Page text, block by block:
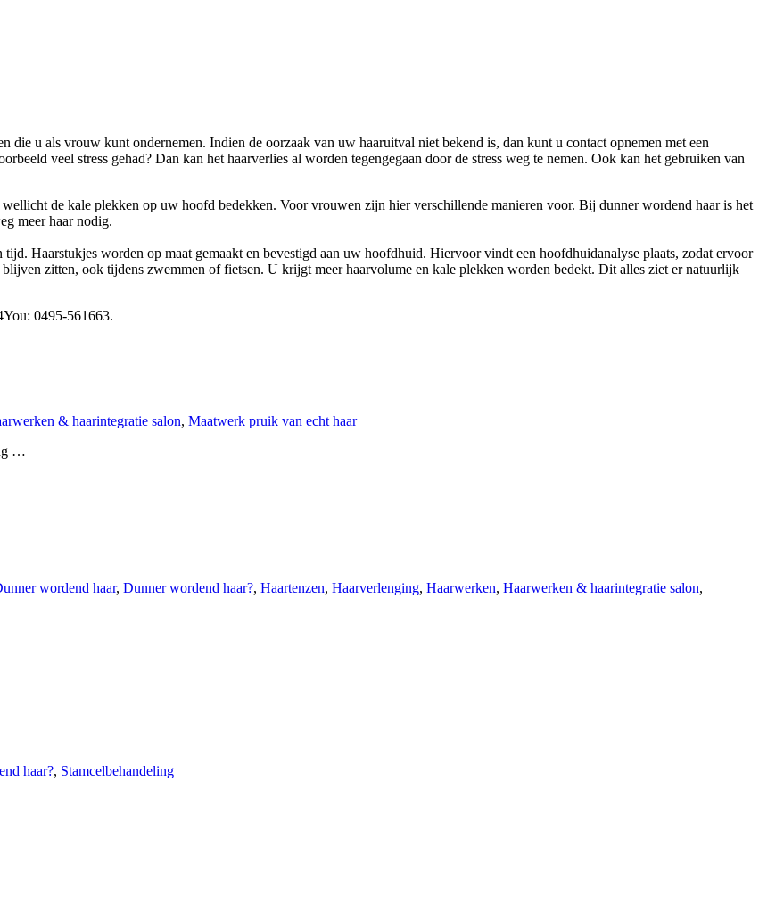
die u als vrouw kunt ondernemen. Indien de oorzaak van uw haaruitval niet bekend is, dan kunt u contact opnemen met een
veel stress gehad? Dan kan het haarverlies al worden tegengegaan door de stress weg te nemen. Ook kan het gebruiken van
de kale plekken op uw hoofd bedekken. Voor vrouwen zijn hier verschillende manieren voor. Bij dunner wordend haar is het
meer haar nodig.
Haarstukjes worden op maat gemaakt en bevestigd aan uw hoofdhuid. Hiervoor vindt een hoofdhuidanalyse plaats, zodat ervoor
zitten, ook tijdens zwemmen of fietsen. U krijgt meer haarvolume en kale plekken worden bedekt. Dit alles ziet er natuurlijk
0495-561663.
& haarintegratie salon, Maatwerk pruik van echt haar
…
wordend haar, Dunner wordend haar?, Haartenzen, Haarverlenging, Haarwerken, Haarwerken & haarintegratie salon,
haar?, Stamcelbehandeling